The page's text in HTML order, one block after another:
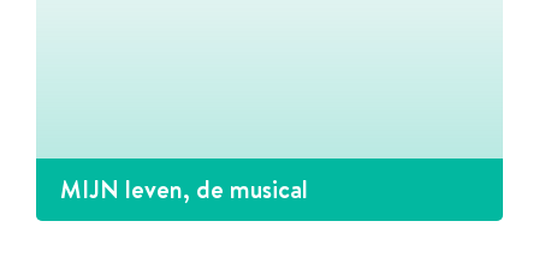
MIJN leven, de musical